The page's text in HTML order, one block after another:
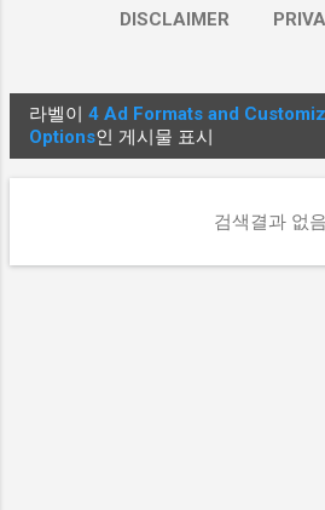
DISCLAIMER
글
라벨이 4 Ad Formats and
Options인 게시물 표시
검색결과 없음